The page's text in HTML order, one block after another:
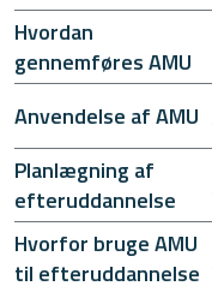
Hvordan
gennemføres AMU
Anvendelse af AMU
Planlægning af
efteruddannelse
Hvorfor bruge AMU
til efteruddannelse